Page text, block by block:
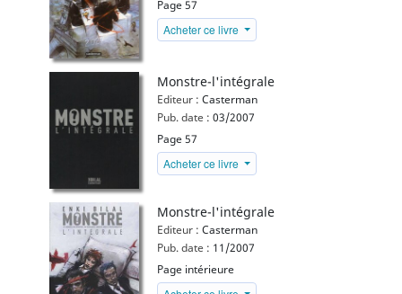
Page 57
Acheter ce livre
Monstre-l'intégrale
Editeur : Casterman
Pub. date : 03/2007
Page 57
Acheter ce livre
Monstre-l'intégrale
Editeur : Casterman
Pub. date : 11/2007
Page intérieure